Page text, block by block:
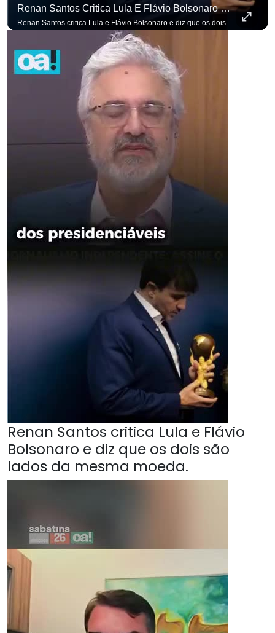
Renan Santos Critica Lula E Flávio Bolsonaro E Diz Que Os Dois São Lados Da Mesma Moeda.
Renan Santos critica Lula e Flávio Bolsonaro e diz que os dois são lados da mesma moeda. #OAntagonista Se você busca informação com credibilidade, inscreva-se agora e ative o
Renan Santos critica Lula e Flávio
Bolsonaro e diz que os dois são
lados da mesma moeda.